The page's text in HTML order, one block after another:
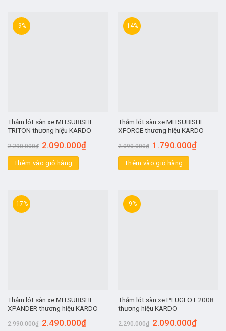
-9%
Thảm lót sàn xe MITSUBISHI
TRITON thương hiệu KARDO
2.290.000₫ 2.090.000₫
Thêm vào giỏ hàng
-14%
Thảm lót sàn xe MITSUBISHI
XFORCE thương hiệu KARDO
2.090.000₫ 1.790.000₫
Thêm vào giỏ hàng
-17%
Thảm lót sàn xe MITSUBISHI
XPANDER thương hiệu KARDO
2.990.000₫ 2.490.000₫
-9%
Thảm lót sàn xe PEUGEOT 2008
thương hiệu KARDO
2.290.000₫ 2.090.000₫